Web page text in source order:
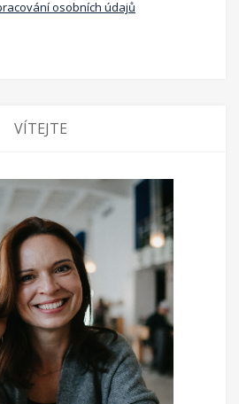
osobních údajů
VÍTEJTE